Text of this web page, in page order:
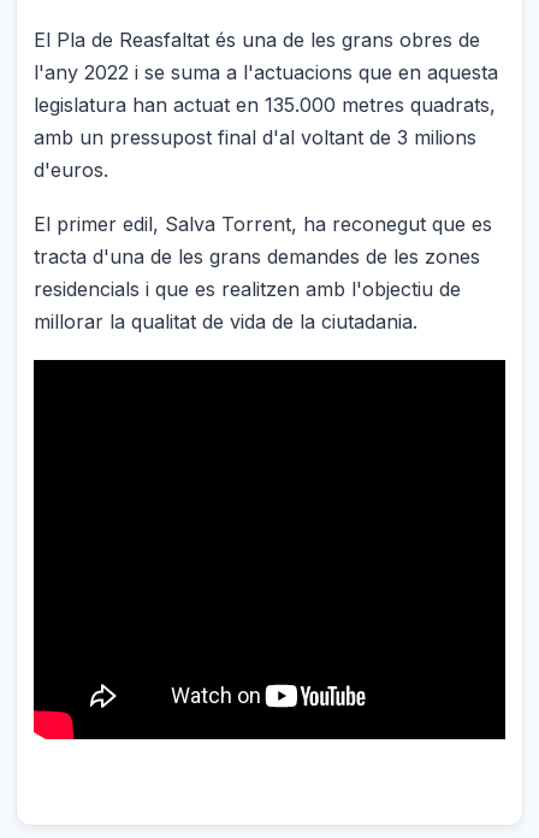
El Pla de Reasfaltat és una de les grans obres de
l'any 2022 i se suma a l'actuacions que en aquesta
legislatura han actuat en 135.000 metres quadrats,
amb un pressupost final d'al voltant de 3 milions
d'euros.
El primer edil, Salva Torrent, ha reconegut que es
tracta d'una de les grans demandes de les zones
residencials i que es realitzen amb l'objectiu de
millorar la qualitat de vida de la ciutadania.